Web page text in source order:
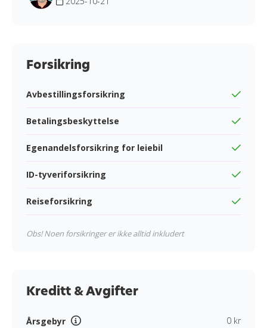
Forsikring
Avbestillingsforsikring
Betalingsbeskyttelse
Egenandelsforsikring for leiebil
ID-tyveriforsikring
Reiseforsikring
Obs! Noen forsikringer er ikke alltid inkludert
Kreditt & Avgifter
Årsgebyr 0 kr